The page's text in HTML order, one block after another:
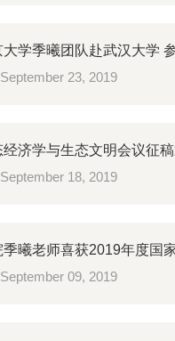
大学季曦团队赴武汉大学
September 23, 2019
经济学与生态文明会议征
September 18, 2019
季曦老师喜获2019年度国
September 09, 2019